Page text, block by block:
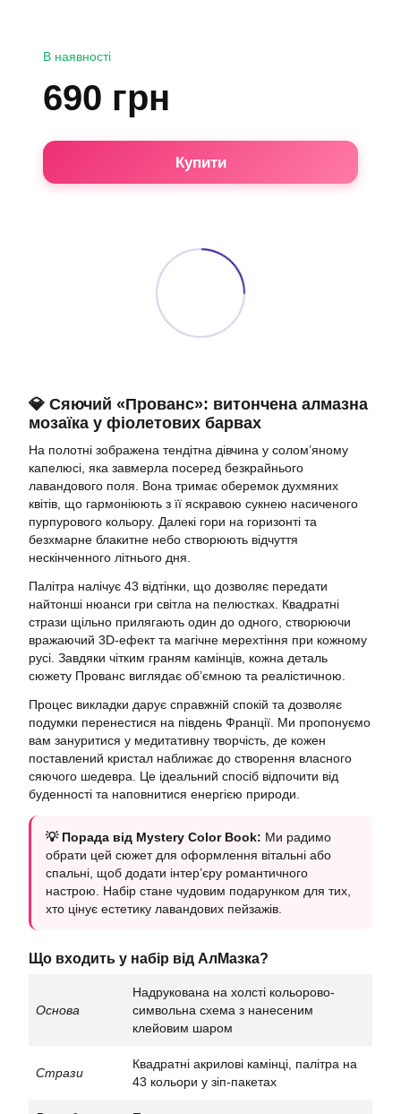
В наявності
690 грн
Купити
💎 Сяючий «Прованс»: витончена алмазна
мозаїка у фіолетових барвах
На полотні зображена тендітна дівчина у солом’яному
капелюсі, яка завмерла посеред безкрайнього
лавандового поля. Вона тримає оберемок духмяних
квітів, що гармоніюють з її яскравою сукнею насиченого
пурпурового кольору. Далекі гори на горизонті та
безхмарне блакитне небо створюють відчуття
нескінченного літнього дня.
Палітра налічує 43 відтінки, що дозволяє передати
найтонші нюанси гри світла на пелюстках. Квадратні
стрази щільно прилягають один до одного, створюючи
вражаючий 3D-ефект та магічне мерехтіння при кожному
русі. Завдяки чітким граням камінців, кожна деталь
сюжету Прованс виглядає об’ємною та реалістичною.
Процес викладки дарує справжній спокій та дозволяє
подумки перенестися на південь Франції. Ми пропонуємо
вам зануритися у медитативну творчість, де кожен
поставлений кристал наближає до створення власного
сяючого шедевра. Це ідеальний спосіб відпочити від
буденності та наповнитися енергією природи.
💡 Порада від Mystery Color Book: Ми радимо
обрати цей сюжет для оформлення вітальні або
спальні, щоб додати інтер’єру романтичного
настрою. Набір стане чудовим подарунком для тих,
хто цінує естетику лавандових пейзажів.
Що входить у набір від АлМазка?
Основа
Надрукована на холсті кольорово-
символьна схема з нанесеним
клейовим шаром
Стрази
Квадратні акрилові камінці, палітра на
43 кольори у зіп-пакетах